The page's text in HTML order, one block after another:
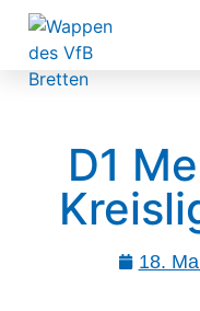
D1
18.